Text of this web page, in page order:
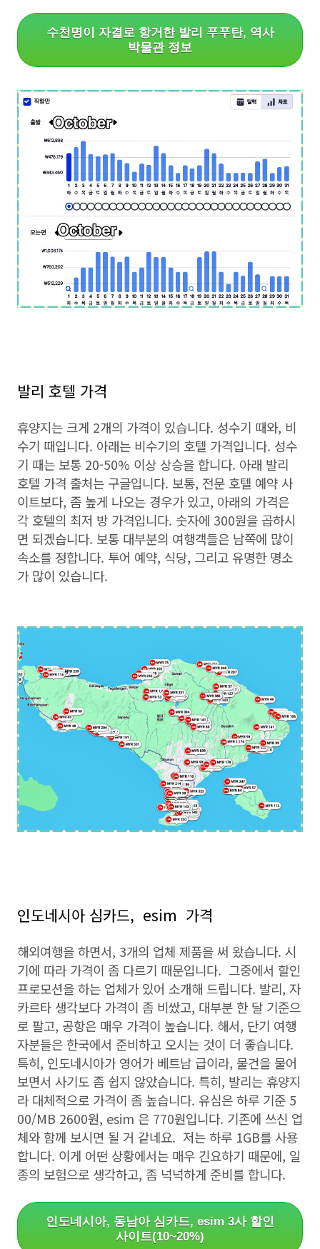
수천명이 자결로 항거한 발리 푸푸탄, 역사
박물관 정보
발리 호텔 가격
휴양지는 크게 2개의 가격이 있습니다. 성수기 때와, 비
수기 때입니다. 아래는 비수기의 호텔 가격입니다. 성수
기 때는 보통 20-50% 이상 상승을 합니다. 아래 발리
호텔 가격 출처는 구글입니다. 보통, 전문 호텔 예약 사
이트보다, 좀 높게 나오는 경우가 있고, 아래의 가격은
각 호텔의 최저 방 가격입니다. 숫자에 300원을 곱하시
면 되겠습니다. 보통 대부분의 여행객들은 남쪽에 많이
속소를 정합니다. 투어 예약, 식당, 그리고 유명한 명소
가 많이 있습니다.
인도네시아 심카드, esim 가격
해외여행을 하면서, 3개의 업체 제품을 써 왔습니다. 시
기에 따라 가격이 좀 다르기 때문입니다. 그중에서 할인
프로모션을 하는 업체가 있어 소개해 드립니다. 발리, 자
카르타 생각보다 가격이 좀 비쌌고, 대부분 한 달 기준으
로 팔고, 공항은 매우 가격이 높습니다. 해서, 단기 여행
자분들은 한국에서 준비하고 오시는 것이 더 좋습니다.
특히, 인도네시아가 영어가 베트남 급이라, 물건을 물어
보면서 사기도 좀 쉽지 않았습니다. 특히, 발리는 휴양지
라 대체적으로 가격이 좀 높습니다. 유심은 하루 기준 5
00/MB 2600원, esim 은 770원입니다. 기존에 쓰신 업
체와 함께 보시면 될 거 같네요. 저는 하루 1GB를 사용
합니다. 이게 어떤 상황에서는 매우 긴요하기 때문에, 일
종의 보험으로 생각하고, 좀 넉넉하게 준비를 합니다.
인도네시아, 동남아 심카드, esim 3사 할인
사이트(10~20%)